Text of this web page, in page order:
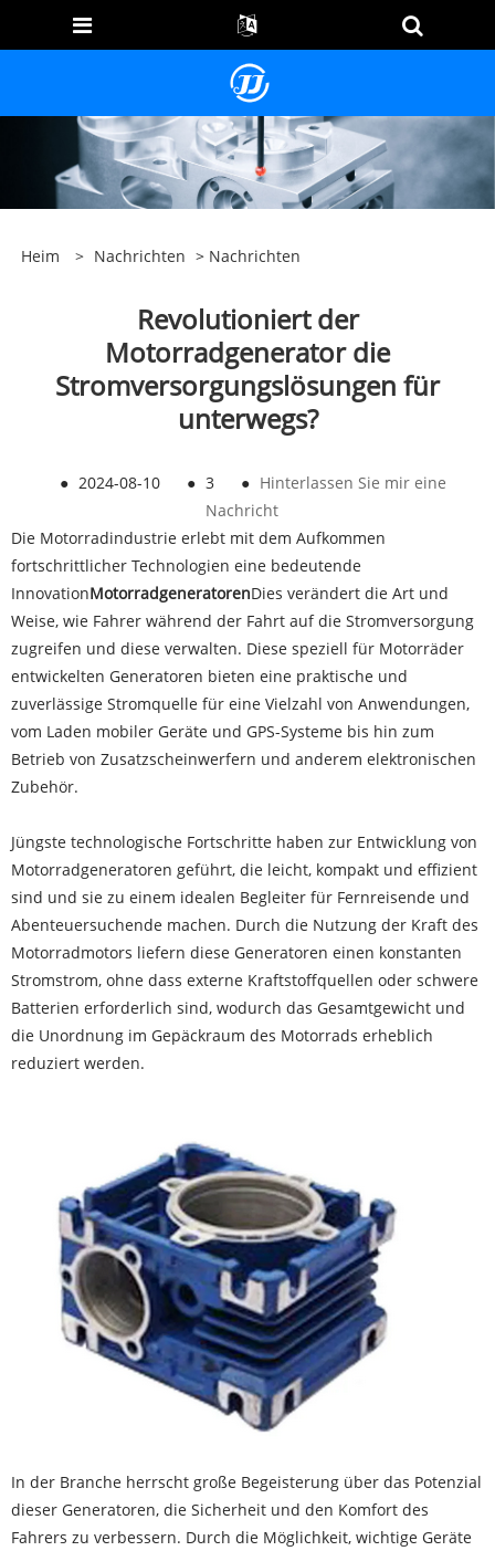
Heim > Nachrichten > Nachrichten
Revolutioniert der
Motorradgenerator die
Stromversorgungslösungen für
unterwegs?
● 2024-08-10 ● 3 ● Hinterlassen Sie mir eine
Nachricht
Die Motorradindustrie erlebt mit dem Aufkommen
fortschrittlicher Technologien eine bedeutende
InnovationMotorradgeneratorenDies verändert die Art und
Weise, wie Fahrer während der Fahrt auf die Stromversorgung
zugreifen und diese verwalten. Diese speziell für Motorräder
entwickelten Generatoren bieten eine praktische und
zuverlässige Stromquelle für eine Vielzahl von Anwendungen,
vom Laden mobiler Geräte und GPS-Systeme bis hin zum
Betrieb von Zusatzscheinwerfern und anderem elektronischen
Zubehör.
Jüngste technologische Fortschritte haben zur Entwicklung von
Motorradgeneratoren geführt, die leicht, kompakt und effizient
sind und sie zu einem idealen Begleiter für Fernreisende und
Abenteuersuchende machen. Durch die Nutzung der Kraft des
Motorradmotors liefern diese Generatoren einen konstanten
Stromstrom, ohne dass externe Kraftstoffquellen oder schwere
Batterien erforderlich sind, wodurch das Gesamtgewicht und
die Unordnung im Gepäckraum des Motorrads erheblich
reduziert werden.
In der Branche herrscht große Begeisterung über das Potenzial
dieser Generatoren, die Sicherheit und den Komfort des
Fahrers zu verbessern. Durch die Möglichkeit, wichtige Geräte